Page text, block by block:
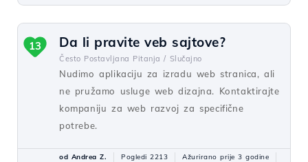
Da li pravite veb sajtove?
Često Postavljana Pitanja / Slučajno
Nudimo aplikaciju za izradu web stranica, ali
ne pružamo usluge web dizajna. Kontaktirajte
kompaniju za web razvoj za specifične
potrebe.
13
od Andrea Z. Pogledi 2213
Ažurirano prije 3 godine